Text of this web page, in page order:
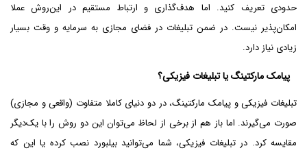
حدودی تعریف کنید. اما هدف‌گذاری و ارتباط مستقیم در این‌روش عملا
امکان‌پذیر نیست. در ضمن تبلیغات در فضای مجازی به سرمایه و وقت بسیار
زیادی نیاز دارد.
پیامک مارکتینگ یا تبلیغات فیزیکی؟
تبلیغات فیزیکی و پیامک مارکتینگ، در دو دنیای کاملا متفاوت (واقعی و مجازی)
صورت می‌گیرند. اما باز هم از برخی از لحاظ می‌توان این دو روش را با یک‌دیگر
مقایسه کرد. در تبلیغات فیزیکی، شما می‌توانید بیلبورد نصب کرده یا این که